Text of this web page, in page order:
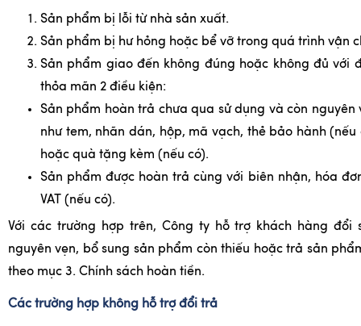
Sản phẩm bị lỗi từ nhà sản xuất.
Sản phẩm bị hư hỏng hoặc bể vỡ trong quá trình vận
Sản phẩm giao đến không đúng hoặc không đủ với
thỏa mãn 2 điều kiện:
Sản phẩm hoàn trả chưa qua sử dụng và còn
như tem, nhãn dán, hộp, mã vạch, thẻ bảo hành
hoặc quà tặng kèm (nếu có).
Sản phẩm được hoàn trả cùng với biên nhận, hóa
VAT (nếu có).
Với các trường hợp trên, Công ty hỗ trợ khách hàng đổi
nguyên vẹn, bổ sung sản phẩm còn thiếu hoặc trả sản
theo mục 3. Chính sách hoàn tiền.
Các trường hợp không hỗ trợ đổi trả